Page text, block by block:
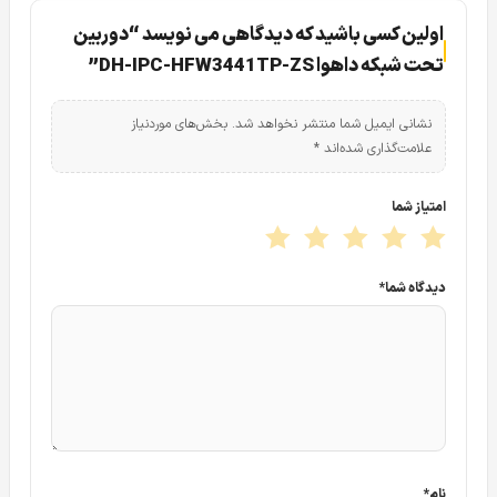
IPC-HFW-3441TP-ZAS
قابلیت موتورایز مربوط به لنز دوربین بوده که سبب می شود
فاصله کانونی جابجا شده و در نتیجه تصویر دوربین اصلاحا
اولین کسی باشید که دیدگاهی می نویسد “دوربین
تحت شبکه داهوا DH-IPC-HFW3441TP-ZS”
نشانی ایمیل شما منتشر نخواهد شد. بخش‌های موردنیاز
علامت‌گذاری شده‌اند *
امتیاز شما
دیدگاه شما*